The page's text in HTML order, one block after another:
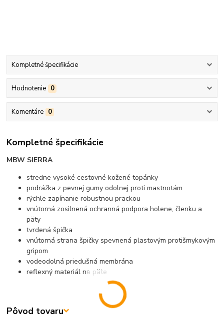
Kompletné špecifikácie
Hodnotenie 0
Komentáre 0
Kompletné špecifikácie
MBW SIERRA
stredne vysoké cestovné kožené topánky
podrážka z pevnej gumy odolnej proti mastnotám
rýchle zapínanie robustnou prackou
vnútorná zosilnená ochranná podpora holene, členku a
päty
tvrdená špička
vnútorná strana špičky spevnená plastovým protišmykovým
gripom
vodeodolná priedušná membrána
reflexný materiál na päte
Pôvod tovaru